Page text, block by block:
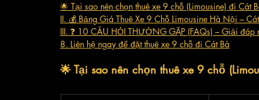
🌟 Tại sao nên chọn thuê xe 9 chỗ (Limousine) đi Cát
II. 💰 Bảng Giá Thuê Xe 9 Chỗ Limousine Hà Nội –
III. ❓ 10 CÂU HỎI THƯỜNG GẶP (FAQs) – Giải
8. Liên hệ ngay để đặt thuê xe 9 chỗ đi Cát Bà
🌟 Tại sao nên chọn thuê xe 9 chỗ